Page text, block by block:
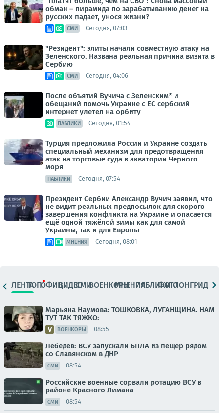
обман – пирамида по зарабатыванию денег на
русских падает, унося жизни?
СМИ Сегодня, 07:03
"Резидент": элиты начали совместную атаку на
Зеленского. Названа реальная причина визита в
Сербию
СМИ Сегодня, 04:06
После объятий Вучича с Зеленским* и
обещаний помочь Украине с ЕС сербский
интернет улетел на орбиту
ПАБЛИКИ Сегодня, 01:54
Турция предложила России и Украине создать
специальный механизм для предотвращения
атак на торговые суда в акватории Черного
моря
ПАБЛИКИ Сегодня, 07:54
Президент Сербии Александр Вучич заявил, что
не видит реальных предпосылок для скорого
завершения конфликта на Украине и опасается
ещё одной тяжёлой зимы как для самой
Украины, так и для Европы
МНЕНИЯ Сегодня, 08:01
ЛЕНТАТОПОФИЦ.ВИДЕОСМИВОЕНКОРЫМНЕНИЯПАБЛИКИ
ФОТОЛОНГРИДЫ
Марьяна Наумова: ТОШКОВКА, ЛУГАНЩИНА. НАМ
ТУТ ТАК ТЯЖКО:
ВОЕНКОРЫ 08:55
Лебедев: ВСУ запускали БПЛА из пещер рядом
со Славянском в ДНР
СМИ 08:54
Российские военные сорвали ротацию ВСУ в
районе Красного Лимана
СМИ 08:54